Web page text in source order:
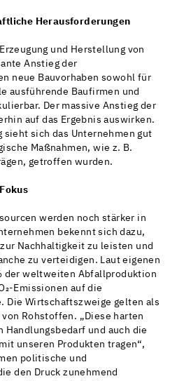
Herausforderungen
und Herstellung von
Anstieg der
neue Bauvorhaben sowohl für
ausführende Baufirmen und
Der massive Anstieg der
auf das Ergebnis auswirken.
sieht sich das Unternehmen gut
Maßnahmen, wie z. B.
getroffen wurden.
werden noch stärker in
bekennt sich dazu,
Nachhaltigkeit zu leisten und
zu verteidigen. Laut eigenen
der weltweiten Abfallproduktion
​Emissionen auf die
Die Wirtschaftszweige gelten als
Rohstoffen. „Diese harten
Handlungsbedarf und auch die
unseren Produkten tragen“,
politische und
den Druck zunehmend